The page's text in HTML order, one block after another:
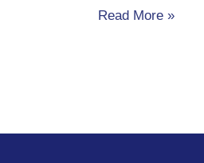
Read More »